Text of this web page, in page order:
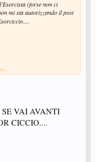
(forse non ci
mi sta autorizzando il post
VAI AVANTI
CICCIO....